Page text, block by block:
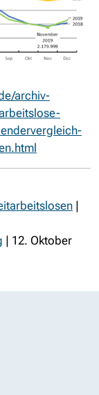
archiv-
|
| 12. Oktober